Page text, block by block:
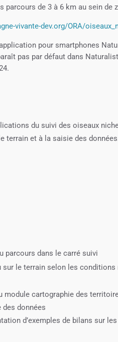
de 3 à 6 km au sein de
vivante-dev.org/ORA/
pour smartphones
pas par défaut dans
du suivi des oiseaux
terrain et à la saisie des
parcours dans le carré suivi
sur le terrain selon les
module cartographie des
données
d’exemples de bilans sur